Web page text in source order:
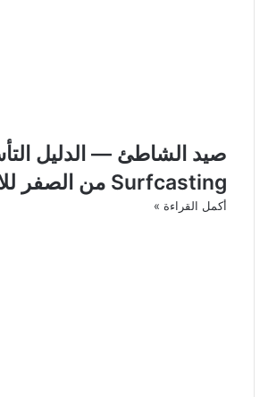
صيد الشاطئ — الدليل
Surfcasting من الصفر للاحتراف
أكمل القراءة »